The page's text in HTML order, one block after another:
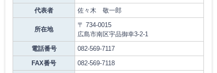
代表者
佐々木 敬一郎
所在地
〒 734-0015
広島市南区宇品御幸3-2-1
電話番号
082-569-7117
FAX番号
082-569-7118